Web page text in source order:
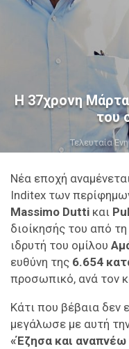
Η 37χρονη
του
Τελευταία
Νέα εποχή
Inditex των
Massimo Dutti και
διοίκησής του από τη
ιδρυτή του ομίλου
ευθύνη της 6.654
προσωπικό, ανά τον
Κάτι που βέβαια δεν
μεγάλωσε με αυτή
«Έζησα και αναπνέω